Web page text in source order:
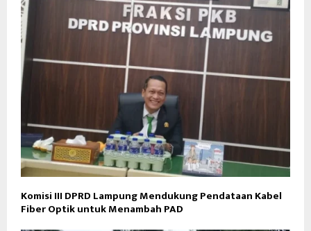
Komisi III DPRD Lampung Mendukung Pendataan Kabel
Fiber Optik untuk Menambah PAD